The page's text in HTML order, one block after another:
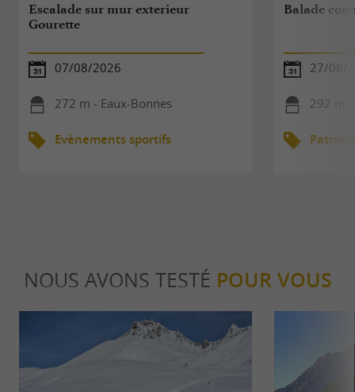
Escalade sur mur exterieur
Gourette
07/08/2026
272 m - Eaux-Bonnes
Evènements sportifs
Balade
27/08/
292 m -
NOUS AVONS TESTÉ POUR VOUS